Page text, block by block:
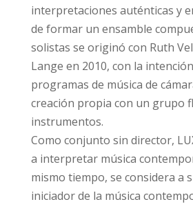
interpretaciones auténticas y
de formar un ensamble
solistas se originó con Ruth
Lange en 2010, con la
programas de música de
creación propia con un grupo
instrumentos.
Como conjunto sin director,
a interpretar música
mismo tiempo, se considera a
iniciador de la música